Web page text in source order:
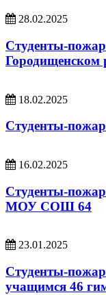
28.02.2025
Студенты-
Городищенском
18.02.2025
Студенты-
16.02.2025
Студенты-
МОУ СОШ 64
23.01.2025
Студенты-
учащимся 46